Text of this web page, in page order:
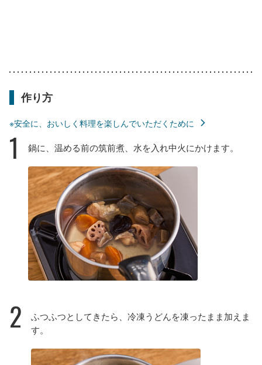
作り方
※安全に、おいしく料理を楽しんでいただくために
1 鍋に、温める前の筑前煮、水を入れ中火にかけます。
2
ふつふつとしてきたら、冷凍うどんを凍ったまま加えま
す。